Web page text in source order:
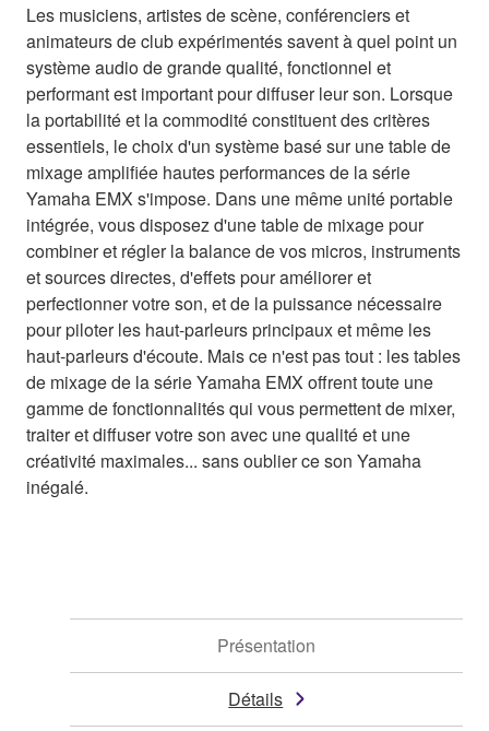
Les musiciens, artistes de scène, conférenciers et
animateurs de club expérimentés savent à quel point un
système audio de grande qualité, fonctionnel et
performant est important pour diffuser leur son. Lorsque
la portabilité et la commodité constituent des critères
essentiels, le choix d'un système basé sur une table de
mixage amplifiée hautes performances de la série
Yamaha EMX s'impose. Dans une même unité portable
intégrée, vous disposez d'une table de mixage pour
combiner et régler la balance de vos micros, instruments
et sources directes, d'effets pour améliorer et
perfectionner votre son, et de la puissance nécessaire
pour piloter les haut-parleurs principaux et même les
haut-parleurs d'écoute. Mais ce n'est pas tout : les tables
de mixage de la série Yamaha EMX offrent toute une
gamme de fonctionnalités qui vous permettent de mixer,
traiter et diffuser votre son avec une qualité et une
créativité maximales... sans oublier ce son Yamaha
inégalé.
Présentation
Détails